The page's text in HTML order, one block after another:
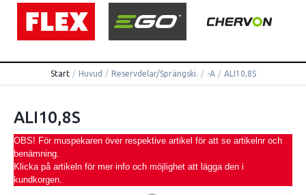
Start / Huvud / Reservdelar/Sprängski. / -A / ALI10,8S
ALI10,8S
OBS! För muspekaren över respektive artikel för att se artikelnr och
benämning.
Klicka på artikeln för mer info och möjlighet att lägga den i
kundkorgen.